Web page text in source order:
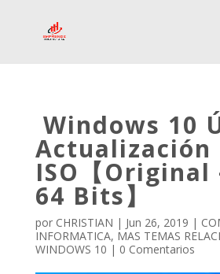
Windows 10
Actualización
ISO【Original
64 Bits】
por CHRISTIAN | Jun 26, 2019 |
INFORMATICA, MAS TEMAS
WINDOWS 10 | 0 Comentarios